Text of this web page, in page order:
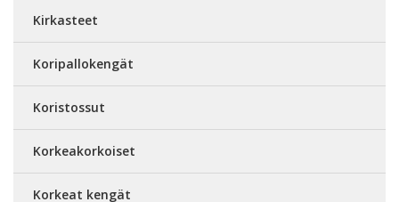
Kirkasteet
Koripallokengät
Koristossut
Korkeakorkoiset
Korkeat kengät